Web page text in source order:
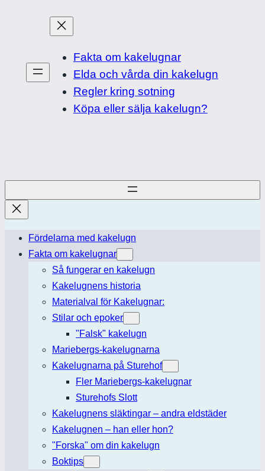
Fakta om kakelugnar
Elda och vårda din kakelugn
Regler kring sotning
Köpa eller sälja kakelugn?
Fördelarna med kakelugn
Fakta om kakelugnar
Så fungerar en kakelugn
Kakelugnens historia
Materialval för Kakelugnar:
Stilar och epoker
"Falsk" kakelugn
Mariebergs-kakelugnarna
Kakelugnarna på Sturehof
Fler Mariebergs-kakelugnar
Sturehofs Slott
Kakelugnens släktingar – andra eldstäder
Kakelugnen – han eller hon?
"Forska" om din kakelugn
Boktips